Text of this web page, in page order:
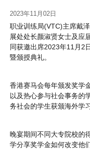
2023年11月02日
职业训练局(VTC)主席戴
展处处长颜淑贤女士及应
同获邀出席2023年11月2
暨颁授典礼。
香港赛马会每年颁发奖学
以及热心参与社会事务的
务社会的学生获颁海外学
晚宴期间不同大专院校的
学分享奖学金如何改变他